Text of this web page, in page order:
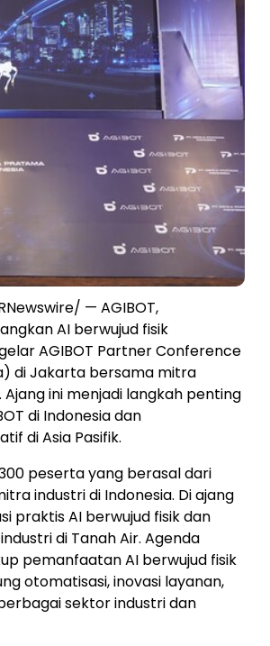
— AGIBOT,
AI berwujud fisik
AGIBOT Partner Conference
di Jakarta bersama mitra
ini menjadi langkah penting
di Indonesia dan
di Asia Pasifik.
peserta yang berasal dari
industri di Indonesia. Di ajang
praktis AI berwujud fisik dan
di Tanah Air. Agenda
pemanfaatan AI berwujud fisik
otomatisasi, inovasi layanan,
sektor industri dan